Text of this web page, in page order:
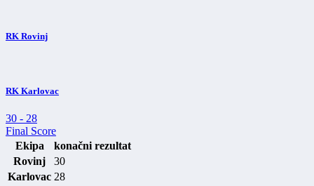
RK Rovinj
RK Karlovac
30 - 28
Final Score
Ekipa
konačni rezultat
Rovinj
30
Karlovac 28